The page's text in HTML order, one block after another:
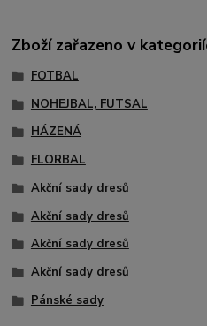
Zboží zařazeno v
FOTBAL
NOHEJBAL, FUTSAL
HÁZENÁ
FLORBAL
Akční sady dresů
Akční sady dresů
Akční sady dresů
Akční sady dresů
Pánské sady